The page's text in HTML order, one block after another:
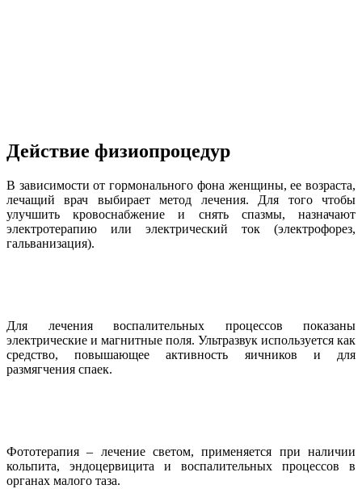
Действие физиопроцедур
В зависимости от гормонального фона женщины, ее возраста,
лечащий врач выбирает метод лечения. Для того чтобы
улучшить кровоснабжение и снять спазмы, назначают
электротерапию или электрический ток (электрофорез,
гальванизация).
Для лечения воспалительных процессов показаны
электрические и магнитные поля. Ультразвук используется как
средство, повышающее активность яичников и для
размягчения спаек.
Фототерапия – лечение светом, применяется при наличии
кольпита, эндоцервицита и воспалительных процессов в
органах малого таза.